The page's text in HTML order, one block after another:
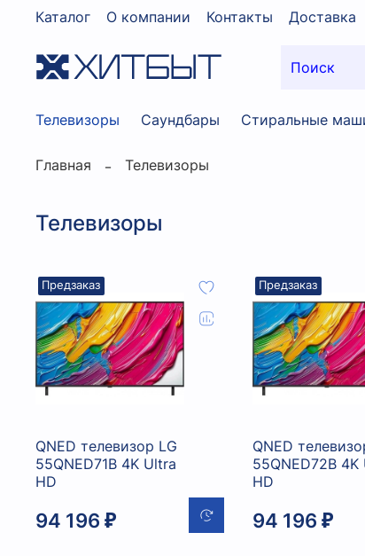
Каталог О компании Контакты Доставка
Телевизоры Саундбары Стиральные
Главная Телевизоры
Телевизоры
Предзаказ
QNED телевизор LG
55QNED71B 4K Ultra
HD
94 196 ₽
Предзаказ
QNED
55QNED72B 4K
HD
94 196 ₽